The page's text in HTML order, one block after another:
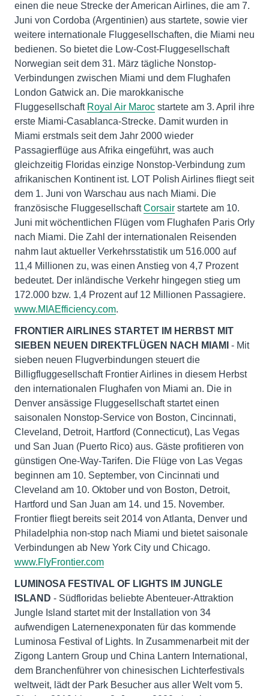
einen die neue Strecke der American Airlines, die am 7.
Juni von Cordoba (Argentinien) aus startete, sowie vier
weitere internationale Fluggesellschaften, die Miami neu
bedienen. So bietet die Low-Cost-Fluggesellschaft
Norwegian seit dem 31. März tägliche Nonstop-
Verbindungen zwischen Miami und dem Flughafen
London Gatwick an. Die marokkanische
Fluggesellschaft Royal Air Maroc startete am 3. April ihre
erste Miami-Casablanca-Strecke. Damit wurden in
Miami erstmals seit dem Jahr 2000 wieder
Passagierflüge aus Afrika eingeführt, was auch
gleichzeitig Floridas einzige Nonstop-Verbindung zum
afrikanischen Kontinent ist. LOT Polish Airlines fliegt seit
dem 1. Juni von Warschau aus nach Miami. Die
französische FluggesellschaftCorsair startete am 10.
Juni mit wöchentlichen Flügen vom Flughafen Paris Orly
nach Miami. Die Zahl der internationalen Reisenden
nahm laut aktueller Verkehrsstatistik um 516.000 auf
11,4 Millionen zu, was einen Anstieg von 4,7 Prozent
bedeutet. Der inländische Verkehr hingegen stieg um
172.000 bzw. 1,4 Prozent auf 12 Millionen Passagiere.
www.MIAEfficiency.com.
FRONTIER AIRLINES STARTET IM HERBST MIT
SIEBEN NEUEN DIREKTFLÜGEN NACH MIAMI - Mit
sieben neuen Flugverbindungen steuert die
Billigfluggesellschaft Frontier Airlines in diesem Herbst
den internationalen Flughafen von Miami an. Die in
Denver ansässige Fluggesellschaft startet einen
saisonalen Nonstop-Service von Boston, Cincinnati,
Cleveland, Detroit, Hartford (Connecticut), Las Vegas
und San Juan (Puerto Rico) aus. Gäste profitieren von
günstigen One-Way-Tarifen. Die Flüge von Las Vegas
beginnen am 10. September, von Cincinnati und
Cleveland am 10. Oktober und von Boston, Detroit,
Hartford und San Juan am 14. und 15. November.
Frontier fliegt bereits seit 2014 von Atlanta, Denver und
Philadelphia non-stop nach Miami und bietet saisonale
Verbindungen ab New York City und Chicago.
www.FlyFrontier.com
LUMINOSA FESTIVAL OF LIGHTS IM JUNGLE
ISLAND - Südfloridas beliebte Abenteuer-Attraktion
Jungle Island startet mit der Installation von 34
aufwendigen Laternenexponaten für das kommende
Luminosa Festival of Lights. In Zusammenarbeit mit der
Zigong Lantern Group und China Lantern International,
dem Branchenführer von chinesischen Lichterfestivals
weltweit, lädt der Park Besucher aus aller Welt vom 5.